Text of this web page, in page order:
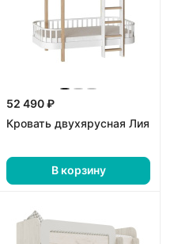
52 490 ₽
Кровать двухярусная Лия
В корзину